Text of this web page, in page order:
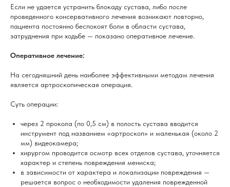
Если не удается устранить блокаду сустава, либо после
проведенного консервативного лечения возникают повторно,
пациента постоянно беспокоят боли в области сустава,
затруднения при ходьбе — показано оперативное лечение.
Оперативное лечение:
На сегодняшний день наиболее эффективными методам лечения
является артроскопическая операция.
Суть операции:
через 2 прокола (по 0,5 см) в полость сустава вводится
инструмент под названием «артроскоп» и маленькая (около 2
мм) видеокамера;
хирургом проводится осмотр всех отделов сустава, уточняется
характер и степень повреждения мениска;
в зависимости от характера и локализации повреждения —
решается вопрос о необходимости удаления поврежденной